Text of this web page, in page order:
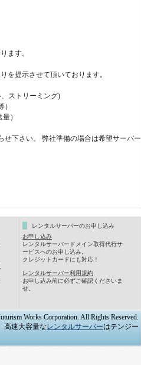
ます。
を提示させて頂いております。
ストリーミング)
）
せ下さい。 弊社準備の場合は希望サーバー
レンタルサーバーのお申し込み
お申し込み
レンタルサーバードメイン取得代行サ
ービスへのお申し込み。
クレジットカードにも対応！
レンタルサーバー利用規約
お申し込み前に必ずご確認くださいま
せ。
Works Corporation. All Rights Reserved.
高速大容量なレンタルサーバーはテンジー